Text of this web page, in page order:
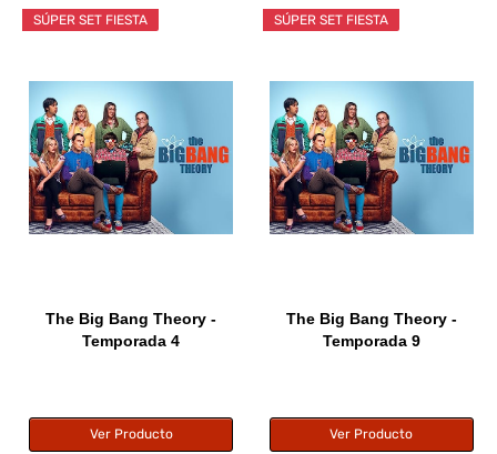
SÚPER SET FIESTA
The Big Bang Theory -
Temporada 4
Ver Producto
SÚPER SET FIESTA
The Big Bang Theory -
Temporada 9
Ver Producto